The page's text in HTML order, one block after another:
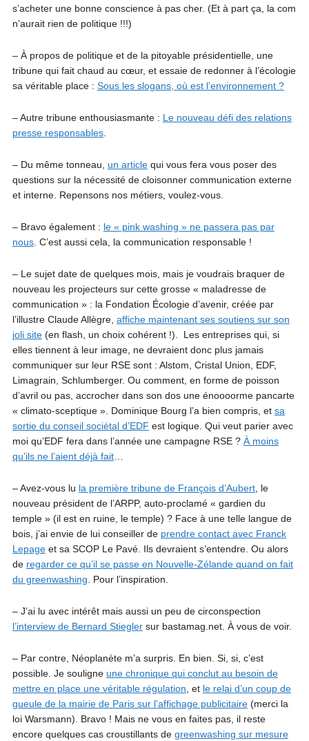
s’acheter une bonne conscience à pas cher. (Et à part ça, la com
n’aurait rien de politique !!!)
– À propos de politique et de la pitoyable présidentielle, une
tribune qui fait chaud au cœur, et essaie de redonner à l’écologie
sa véritable place : Sous les slogans, où est l’environnement ?
– Autre tribune enthousiasmante : Le nouveau défi des relations
presse responsables.
– Du même tonneau, un articlequi vous fera vous poser des
questions sur la nécessité de cloisonner communication externe
et interne. Repensons nos métiers, voulez-vous.
– Bravo également : le « pink washing » ne passera pas par
nous. C’est aussi cela, la communication responsable !
– Le sujet date de quelques mois, mais je voudrais braquer de
nouveau les projecteurs sur cette grosse « maladresse de
communication » : la Fondation Écologie d’avenir, créée par
l’illustre Claude Allègre, affiche maintenant ses soutiens sur son
joli site(en flash, un choix cohérent !). Les entreprises qui, si
elles tiennent à leur image, ne devraient donc plus jamais
communiquer sur leur RSE sont : Alstom, Cristal Union, EDF,
Limagrain, Schlumberger. Ou comment, en forme de poisson
d’avril ou pas, accrocher dans son dos une énoooorme pancarte
« climato-sceptique ». Dominique Bourg l’a bien compris, et sa
sortie du conseil sociétal d’EDF est logique. Qui veut parier avec
moi qu’EDF fera dans l’année une campagne RSE ? À moins
qu’ils ne l’aient déjà fait…
– Avez-vous lu la première tribune de François d’Aubert, le
nouveau président de l’ARPP, auto-proclamé « gardien du
temple » (il est en ruine, le temple) ? Face à une telle langue de
bois, j’ai envie de lui conseiller de prendre contact avec Franck
Lepageet sa SCOP Le Pavé. Ils devraient s’entendre. Ou alors
de regarder ce qu’il se passe en Nouvelle-Zélande quand on fait
du greenwashing . Pour l’inspiration.
– J’ai lu avec intérêt mais aussi un peu de circonspection
l’interview de Bernard Stieglersur bastamag.net. À vous de voir.
– Par contre, Néoplanète m’a surpris. En bien. Si, si, c’est
possible. Je souligne une chronique qui conclut au besoin de
mettre en place une véritable régulation , et le relai d’un coup de
gueule de la mairie de Paris sur l’affichage publicitaire(merci la
loi Warsmann). Bravo ! Mais ne vous en faites pas, il reste
encore quelques cas croustillants de greenwashing sur mesure